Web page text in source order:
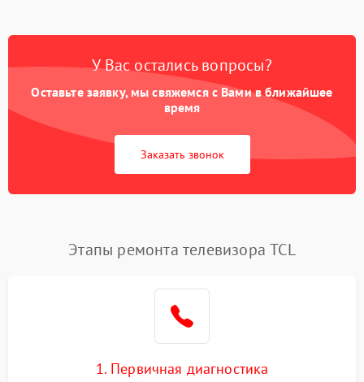
У Вас остались вопросы?
Оставьте заявку, мы свяжемся с Вами в ближайшее
время
Заказать звонок
Этапы ремонта телевизора TCL
1. Первичная диагностика